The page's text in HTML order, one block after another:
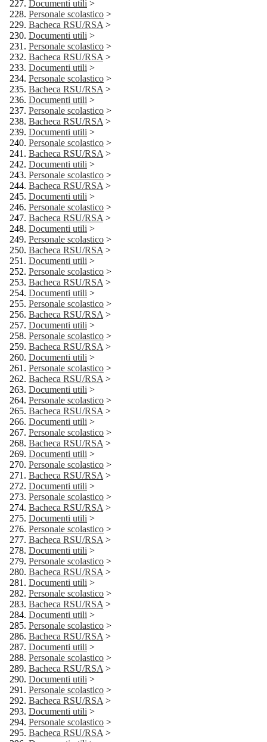
Documenti utili >
Personale scolastico >
Bacheca RSU/RSA >
Documenti utili >
Personale scolastico >
Bacheca RSU/RSA >
Documenti utili >
Personale scolastico >
Bacheca RSU/RSA >
Documenti utili >
Personale scolastico >
Bacheca RSU/RSA >
Documenti utili >
Personale scolastico >
Bacheca RSU/RSA >
Documenti utili >
Personale scolastico >
Bacheca RSU/RSA >
Documenti utili >
Personale scolastico >
Bacheca RSU/RSA >
Documenti utili >
Personale scolastico >
Bacheca RSU/RSA >
Documenti utili >
Personale scolastico >
Bacheca RSU/RSA >
Documenti utili >
Personale scolastico >
Bacheca RSU/RSA >
Documenti utili >
Personale scolastico >
Bacheca RSU/RSA >
Documenti utili >
Personale scolastico >
Bacheca RSU/RSA >
Documenti utili >
Personale scolastico >
Bacheca RSU/RSA >
Documenti utili >
Personale scolastico >
Bacheca RSU/RSA >
Documenti utili >
Personale scolastico >
Bacheca RSU/RSA >
Documenti utili >
Personale scolastico >
Bacheca RSU/RSA >
Documenti utili >
Personale scolastico >
Bacheca RSU/RSA >
Documenti utili >
Personale scolastico >
Bacheca RSU/RSA >
Documenti utili >
Personale scolastico >
Bacheca RSU/RSA >
Documenti utili >
Personale scolastico >
Bacheca RSU/RSA >
Documenti utili >
Personale scolastico >
Bacheca RSU/RSA >
Documenti utili >
Personale scolastico >
Bacheca RSU/RSA >
Documenti utili >
Personale scolastico >
Bacheca RSU/RSA >